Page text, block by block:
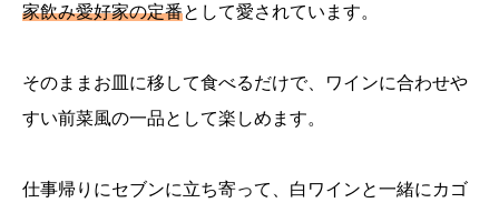
家飲み愛好家の定番として愛されています。
そのままお皿に移して食べるだけで、ワインに合わせや
すい前菜風の一品として楽しめます。
仕事帰りにセブンに立ち寄って、白ワインと一緒にカゴ